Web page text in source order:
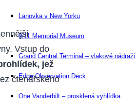
Lanovka v New Yorku
9/11 Memorial Museum
Grand Central Terminal – vlakové nádraží
Edge Observation Deck
One Vanderbilt – prosklená vyhlídka
Vstup do
jež
čtenářského